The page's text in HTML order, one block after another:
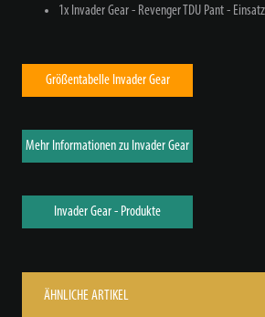
1x Invader Gear - Revenger TDU Pant -
Größentabelle Invader Gear
Mehr Informationen zu Invader Gear
Invader Gear - Produkte
ÄHNLICHE ARTIKEL